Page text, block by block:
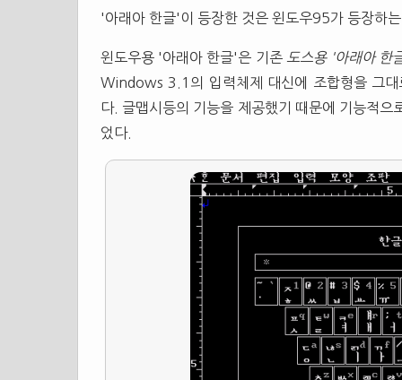
'아래아 한글'이 등장한 것은 윈도우95가 등장하
윈도우용 '아래아 한글'은 기존 도스용 '아래아 한
Windows 3.1의 입력체제 대신에 조합형을 그대
다. 글맵시등의 기능을 제공했기 때문에 기능적
었다.